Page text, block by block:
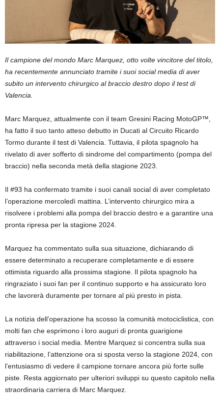
Il campione del mondo Marc Marquez, otto volte vincitore del titolo,
ha recentemente annunciato tramite i suoi social media di aver
subito un intervento chirurgico al braccio destro dopo il test di
Valencia.
Marc Marquez, attualmente con il team Gresini Racing MotoGP™,
ha fatto il suo tanto atteso debutto in Ducati al Circuito Ricardo
Tormo durante il test di Valencia. Tuttavia, il pilota spagnolo ha
rivelato di aver sofferto di sindrome del compartimento (pompa del
braccio) nella seconda metà della stagione 2023.
Il #93 ha confermato tramite i suoi canali social di aver completato
l’operazione mercoledì mattina. L’intervento chirurgico mira a
risolvere i problemi alla pompa del braccio destro e a garantire una
pronta ripresa per la stagione 2024.
Marquez ha commentato sulla sua situazione, dichiarando di
essere determinato a recuperare completamente e di essere
ottimista riguardo alla prossima stagione. Il pilota spagnolo ha
ringraziato i suoi fan per il continuo supporto e ha assicurato loro
che lavorerà duramente per tornare al più presto in pista.
La notizia dell’operazione ha scosso la comunità motociclistica, con
molti fan che esprimono i loro auguri di pronta guarigione
attraverso i social media. Mentre Marquez si concentra sulla sua
riabilitazione, l’attenzione ora si sposta verso la stagione 2024, con
l’entusiasmo di vedere il campione tornare ancora più forte sulle
piste. Resta aggiornato per ulteriori sviluppi su questo capitolo nella
straordinaria carriera di Marc Marquez.